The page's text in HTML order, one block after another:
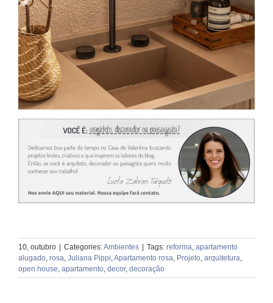
10, outubro Categories:Ambientes Tags: reforma, apartamento
alugado, rosa, Juliana Pippi,Apartamento rosa, Projeto, arquitetura,
open house, apartamento, decor, decoração